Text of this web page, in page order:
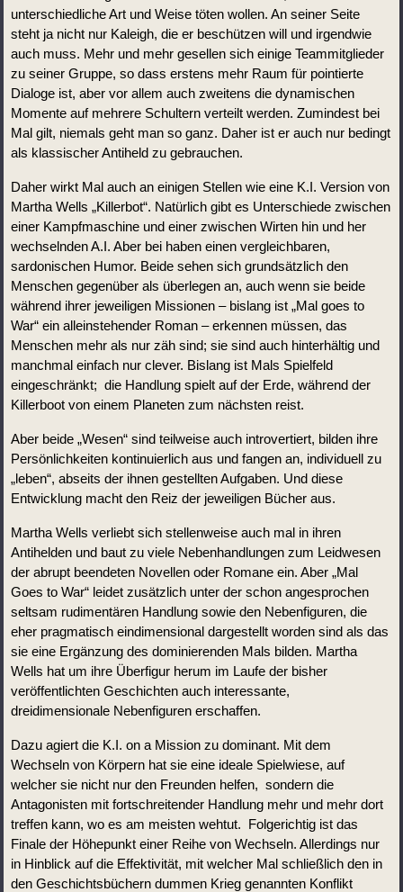
unterschiedliche Art und Weise töten wollen. An seiner Seite
steht ja nicht nur Kaleigh, die er beschützen will und irgendwie
auch muss. Mehr und mehr gesellen sich einige Teammitglieder
zu seiner Gruppe, so dass erstens mehr Raum für pointierte
Dialoge ist, aber vor allem auch zweitens die dynamischen
Momente auf mehrere Schultern verteilt werden. Zumindest bei
Mal gilt, niemals geht man so ganz. Daher ist er auch nur bedingt
als klassischer Antiheld zu gebrauchen.
Daher wirkt Mal auch an einigen Stellen wie eine K.I. Version von
Martha Wells „Killerbot“. Natürlich gibt es Unterschiede zwischen
einer Kampfmaschine und einer zwischen Wirten hin und her
wechselnden A.I. Aber bei haben einen vergleichbaren,
sardonischen Humor. Beide sehen sich grundsätzlich den
Menschen gegenüber als überlegen an, auch wenn sie beide
während ihrer jeweiligen Missionen – bislang ist „Mal goes to
War“ ein alleinstehender Roman – erkennen müssen, das
Menschen mehr als nur zäh sind; sie sind auch hinterhältig und
manchmal einfach nur clever. Bislang ist Mals Spielfeld
eingeschränkt;  die Handlung spielt auf der Erde, während der
Killerboot von einem Planeten zum nächsten reist.
Aber beide „Wesen“ sind teilweise auch introvertiert, bilden ihre
Persönlichkeiten kontinuierlich aus und fangen an, individuell zu
„leben“, abseits der ihnen gestellten Aufgaben. Und diese
Entwicklung macht den Reiz der jeweiligen Bücher aus.
Martha Wells verliebt sich stellenweise auch mal in ihren
Antihelden und baut zu viele Nebenhandlungen zum Leidwesen
der abrupt beendeten Novellen oder Romane ein. Aber „Mal
Goes to War“ leidet zusätzlich unter der schon angesprochen
seltsam rudimentären Handlung sowie den Nebenfiguren, die
eher pragmatisch eindimensional dargestellt worden sind als das
sie eine Ergänzung des dominierenden Mals bilden. Martha
Wells hat um ihre Überfigur herum im Laufe der bisher
veröffentlichten Geschichten auch interessante,
dreidimensionale Nebenfiguren erschaffen.
Dazu agiert die K.I. on a Mission zu dominant. Mit dem
Wechseln von Körpern hat sie eine ideale Spielwiese, auf
welcher sie nicht nur den Freunden helfen,  sondern die
Antagonisten mit fortschreitender Handlung mehr und mehr dort
treffen kann, wo es am meisten wehtut.  Folgerichtig ist das
Finale der Höhepunkt einer Reihe von Wechseln. Allerdings nur
in Hinblick auf die Effektivität, mit welcher Mal schließlich den in
den Geschichtsbüchern dummen Krieg genannten Konflikt